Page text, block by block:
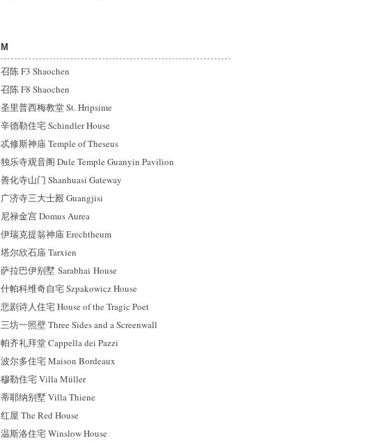
M
召陈 F3 Shaochen
召陈 F8 Shaochen
圣里普西梅教堂 St. Hripsime
辛德勒住宅 Schindler House
忒修斯神庙 Temple of Theseus
独乐寺观音阁 Dule Temple Guanyin Pavilion
善化寺山门 Shanhuasi Gateway
广济寺三大士殿 Guangjisi
尼禄金宫 Domus Aurea
伊瑞克提翁神庙 Erechtheum
塔尔欣石庙 Tarxien
萨拉巴伊别墅 Sarabhai House
什帕科维奇自宅 Szpakowicz House
悲剧诗人住宅 House of the Tragic Poet
三坊一照壁 Three Sides and a Screenwall
帕齐礼拜堂 Cappella dei Pazzi
波尔多住宅 Maison Bordeaux
穆勒住宅 Villa Müller
蒂耶纳别墅 Villa Thiene
红屋 The Red House
温斯洛住宅 Winslow House